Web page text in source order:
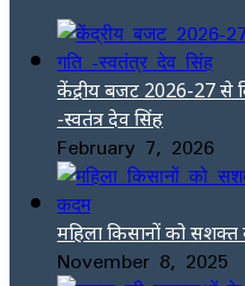
केंद्रीय बजट 2026-27 से
-स्वतंत्र देव सिंह
February 7, 2026
महिला किसानों को
November 8, 2025